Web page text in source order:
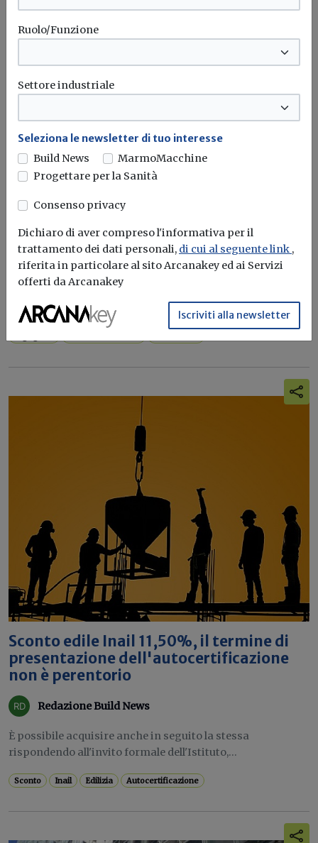
Ingegneri, autocertificazione 15 CFP
2016 entro il 31 marzo
Redazione Build News
E' possibile compilare l'autocertificazione tramite il
portale MYING
Sconto edile Inail 11,50%, il termine di
presentazione dell'autocertificazione
non è perentorio
Redazione Build News
È possibile acquisire anche in seguito la stessa
rispondendo all'invito formale dell'Istituto,...
Sconto Inail Edilizia Autocertificazione
Ruolo/Funzione
Settore industriale
Seleziona le newsletter di tuo interesse
Build News
MarmoMacchine
Progettare per la Sanità
Consenso privacy
Dichiaro di aver compreso l'informativa per il
trattamento dei dati personali, di cui al seguente link ,
riferita in particolare al sito Arcanakey ed ai Servizi
offerti da Arcanakey
Iscriviti alla newsletter